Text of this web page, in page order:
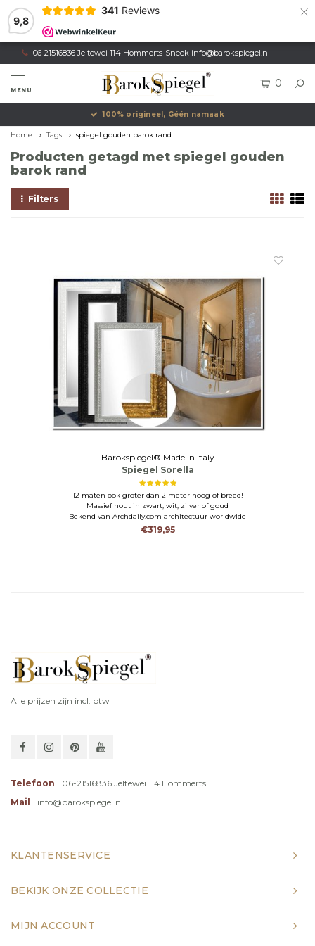
9,8
341 Reviews ×
06-21516836 Jeltewei 114 Hommerts-Sneek info@barokspiegel.nl
MENU
0
100% origineel, Géén namaak
Home Tags spiegel gouden barok rand
Producten getagd met spiegel gouden
barok rand
Filters
Barokspiegel® Made in Italy
Spiegel Sorella
12 maten ook groter dan 2 meter hoog of breed!
Massief hout in zwart, wit, zilver of goud
Bekend van Archdaily.com architectuur worldwide
€319,95
Alle prijzen zijn incl. btw
Telefoon
06-21516836 Jeltewei 114 Hommerts
Mail
info@barokspiegel.nl
KLANTENSERVICE
BEKIJK ONZE COLLECTIE
MIJN ACCOUNT